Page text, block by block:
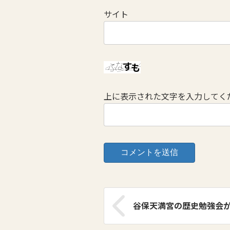
サイト
上に表示された文字を入力してく
谷保天満宮の歴史勉強会